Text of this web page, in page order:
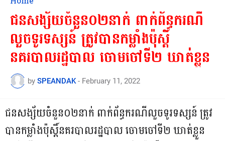
ជន​សង្ស័យ​ចំនួន​០២នាក់​ ពាក់ព័ន្ធករណី​
លួច​ទូរទស្សន៍ ត្រូវបានកម្លាំងប៉ុស្តិ៍
នគរបាលរដ្ឋបាល ចោមចៅ​ទី​២​ ឃាត់​ខ្លួន
by SPEANDAK - February 11, 2022
ជន​សង្ស័យ​ចំនួន​០២នាក់​ ពាក់ព័ន្ធករណី​លួច​ទូរទស្សន៍ ត្រូវ
បានកម្លាំងប៉ុស្តិ៍នគរបាលរដ្ឋបាល ចោមចៅ​ទី​២​ ឃាត់​ខ្លួន